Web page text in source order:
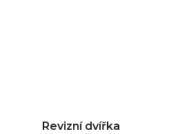
Revizní dvířka